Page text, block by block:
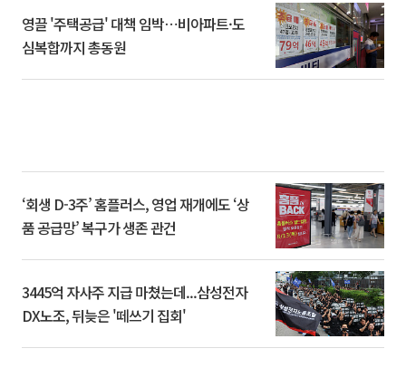
영끌 '주택공급' 대책 임박⋯비아파트·도
심복합까지 총동원
‘회생 D-3주’ 홈플러스, 영업 재개에도 ‘상
품 공급망’ 복구가 생존 관건
3445억 자사주 지급 마쳤는데...삼성전자
DX노조, 뒤늦은 '떼쓰기 집회'